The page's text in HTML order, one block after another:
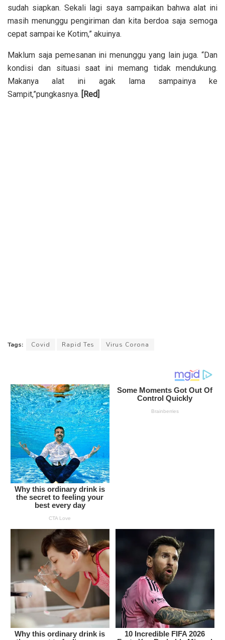
sudah siapkan. Sekali lagi saya sampaikan bahwa alat ini
masih menunggu pengiriman dan kita berdoa saja semoga
cepat sampai ke Kotim,” akuinya.
Maklum saja pemesanan ini menunggu yang lain juga. “Dan
kondisi dan situasi saat ini memang tidak mendukung.
Makanya alat ini agak lama sampainya ke
Sampit,”pungkasnya. [Red]
Tags: Covid Rapid Tes Virus Corona